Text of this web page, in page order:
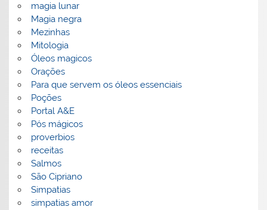
magia lunar
Magia negra
Mezinhas
Mitologia
Óleos magicos
Orações
Para que servem os óleos essenciais
Poções
Portal A&E
Pós mágicos
proverbios
receitas
Salmos
São Cipriano
Simpatias
simpatias amor